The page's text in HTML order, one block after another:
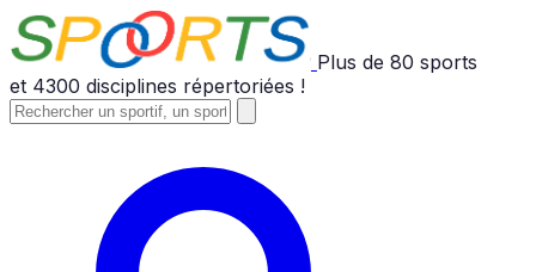
Plus de 80 sports
et 4300 disciplines répertoriées !